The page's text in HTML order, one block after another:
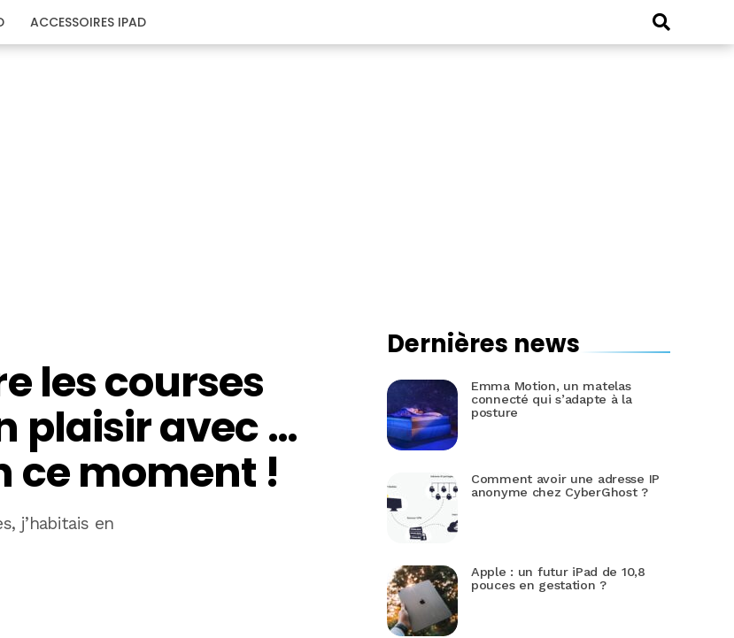
ACCESSOIRES IPAD
les courses
plaisir avec …
ce moment !
j’habitais en
Dernières news
Emma Motion, un matelas
connecté qui s’adapte à la
posture
Comment avoir une adresse IP
anonyme chez CyberGhost ?
Apple : un futur iPad de 10,8
pouces en gestation ?